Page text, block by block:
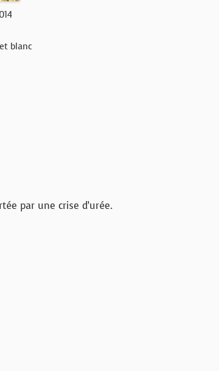
blanc
par une crise d’urée.